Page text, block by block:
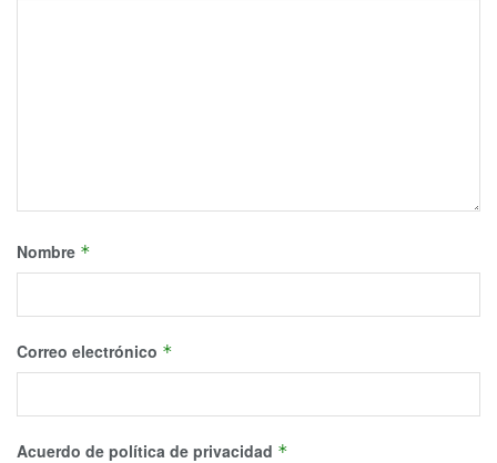
Nombre *
Correo electrónico *
Acuerdo de política de privacidad *